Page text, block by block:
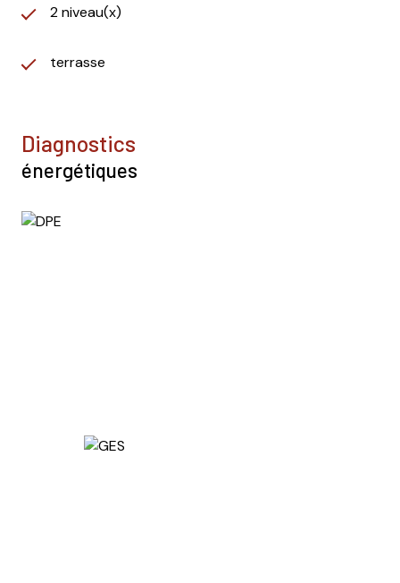
2 niveau(x)
terrasse
diagnostics
énergétiques